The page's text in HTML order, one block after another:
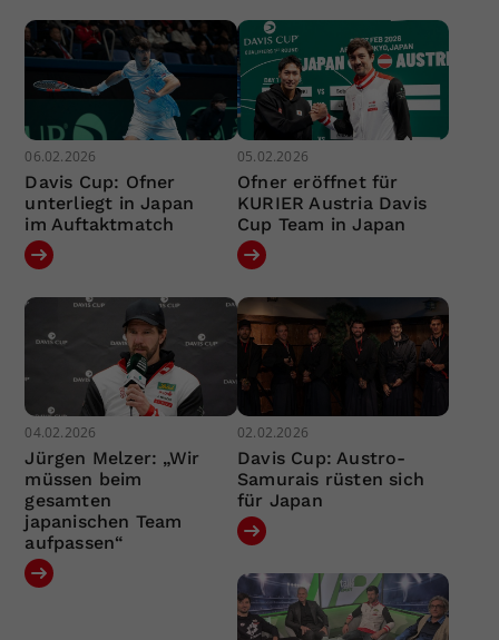
06.02.2026
Davis Cup: Ofner
unterliegt in Japan
im Auftaktmatch
05.02.2026
Ofner eröffnet für
KURIER Austria Davis
Cup Team in Japan
04.02.2026
Jürgen Melzer: „Wir
müssen beim
gesamten
japanischen Team
aufpassen“
02.02.2026
Davis Cup: Austro-
Samurais rüsten sich
für Japan